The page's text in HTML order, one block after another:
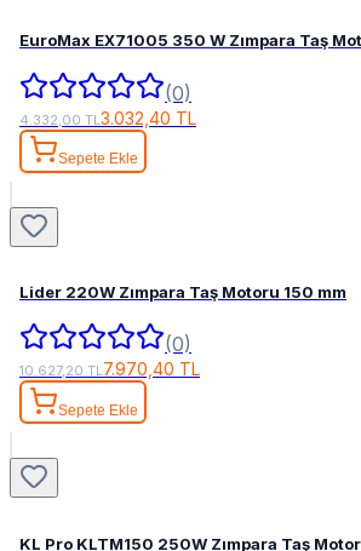
EuroMax EX71005 350 W Zımpara Taş
(0)
4.332,00 TL 3.032,40 TL
Sepete Ekle
Lider 220W Zımpara Taş Motoru 150 mm
(0)
10.627,20 TL7.970,40 TL
Sepete Ekle
KL Pro KLTM150 250W Zımpara Taş